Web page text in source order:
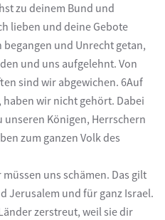
zu deinem Bund und
lieben und deine Gebote
und Unrecht getan,
und uns aufgelehnt. Von
sind wir abgewichen. 6Auf
wir nicht gehört. Dabei
unseren Königen, Herrschern
zum ganzen Volk des
uns schämen. Das gilt
Jerusalem und für ganz Israel.
zerstreut, weil sie dir